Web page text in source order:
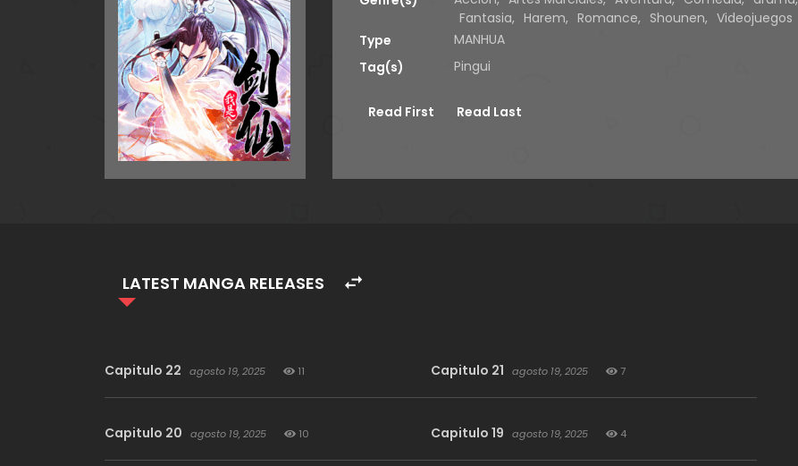
Fantasia, Harem, Romance, Shounen, Videojuegos
Type
MANHUA
Tag(s)
Pingui
Read First
Read Last
LATEST MANGA RELEASES
Capitulo 22 agosto 19, 2025 11 Capitulo 21 agosto 19, 2025 7
Capitulo 20 agosto 19, 2025 10 Capitulo 19 agosto 19, 2025 4